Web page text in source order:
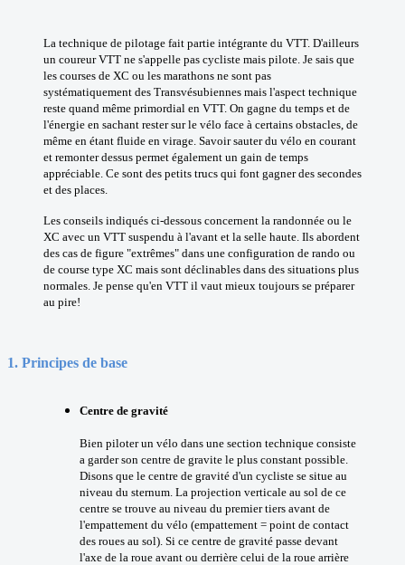
La technique de pilotage fait partie intégrante du VTT. D'ailleurs
un coureur VTT ne s'appelle pas cycliste mais pilote. Je sais que
les courses de XC ou les marathons ne sont pas
systématiquement des Transvésubiennes mais l'aspect technique
reste quand même primordial en VTT. On gagne du temps et de
l'énergie en sachant rester sur le vélo face à certains obstacles, de
même en étant fluide en virage. Savoir sauter du vélo en courant
et remonter dessus permet également un gain de temps
appréciable. Ce sont des petits trucs qui font gagner des secondes
et des places.
Les conseils indiqués ci-dessous concernent la randonnée ou le
XC avec un VTT suspendu à l'avant et la selle haute. Ils abordent
des cas de figure "extrêmes" dans une configuration de rando ou
de course type XC mais sont déclinables dans des situations plus
normales. Je pense qu'en VTT il vaut mieux toujours se préparer
au pire!
1. Principes de base
Centre de gravité
Bien piloter un vélo dans une section technique consiste
a garder son centre de gravite le plus constant possible.
Disons que le centre de gravité d'un cycliste se situe au
niveau du sternum. La projection verticale au sol de ce
centre se trouve au niveau du premier tiers avant de
l'empattement du vélo (empattement = point de contact
des roues au sol). Si ce centre de gravité passe devant
l'axe de la roue avant ou derrière celui de la roue arrière